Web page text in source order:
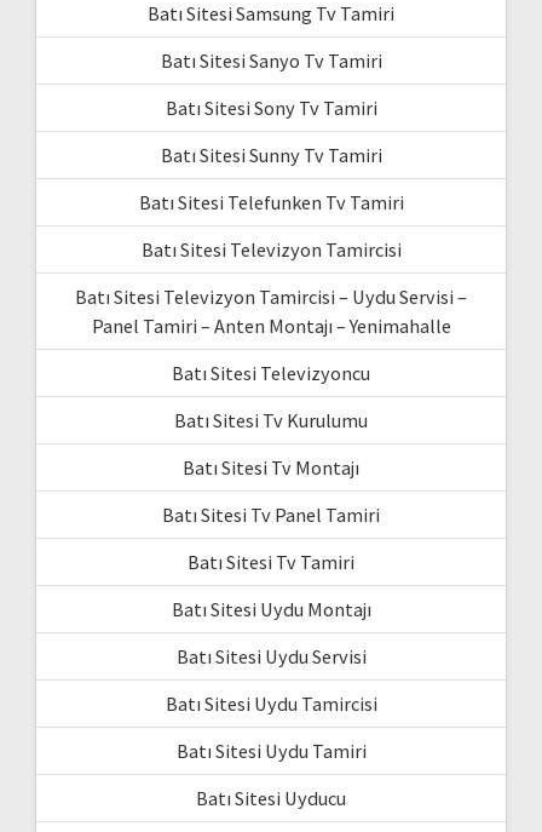
Batı Sitesi Samsung Tv Tamiri
Batı Sitesi Sanyo Tv Tamiri
Batı Sitesi Sony Tv Tamiri
Batı Sitesi Sunny Tv Tamiri
Batı Sitesi Telefunken Tv Tamiri
Batı Sitesi Televizyon Tamircisi
Batı Sitesi Televizyon Tamircisi – Uydu Servisi –
Panel Tamiri – Anten Montajı – Yenimahalle
Batı Sitesi Televizyoncu
Batı Sitesi Tv Kurulumu
Batı Sitesi Tv Montajı
Batı Sitesi Tv Panel Tamiri
Batı Sitesi Tv Tamiri
Batı Sitesi Uydu Montajı
Batı Sitesi Uydu Servisi
Batı Sitesi Uydu Tamircisi
Batı Sitesi Uydu Tamiri
Batı Sitesi Uyducu